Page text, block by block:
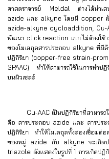
ศาสตราจารย์ Meldal ต่างได้นำเสน
azide และ alkyne โดยมี copper เ
azide-alkyne cycloaddition, Cu-
พัฒนา click reaction แบบไม่ต้องใช้
ของโมเลกุลสารประกอบ alkyne ที่มี
ปฏิกิริยา (copper-free strain-
SPAAC) ทำให้สามารถใช้ในการทำป
บนผิวเซลล์
Cu-AAC เป็นปฏิกิริยาที่สามารถใ
คือ สารประกอบ azide และ สารปร
ปฏิกิริยา ทำให้โมเลกุลทั้งสองเชื่อมต่อ
ของหมู่ azide กับ alkyne จะเกิดปฏิ
triazole ดังแสดงในรูปที่ 1 การเกิดปฏิ